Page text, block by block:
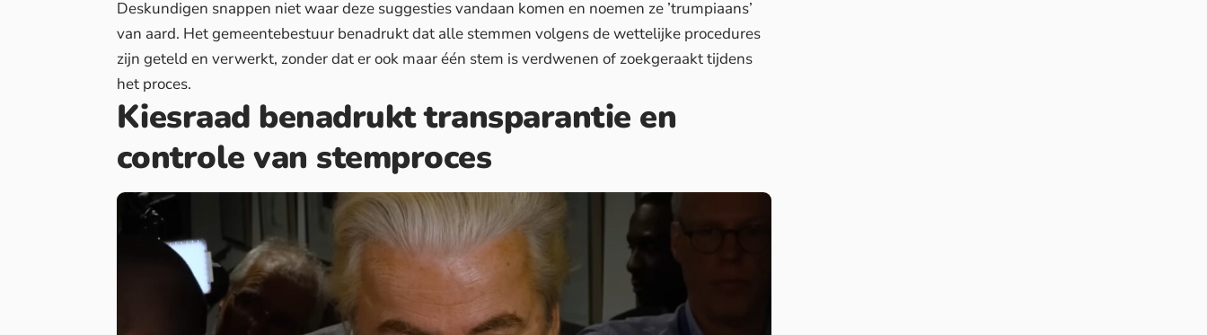
Deskundigen snappen niet waar deze suggesties vandaan komen en noemen ze ’trumpiaans’
van aard. Het gemeentebestuur benadrukt dat alle stemmen volgens de wettelijke procedures
zijn geteld en verwerkt, zonder dat er ook maar één stem is verdwenen of zoekgeraakt tijdens
het proces.
Kiesraad benadrukt transparantie en
controle van stemproces